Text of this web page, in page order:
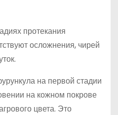
протекания
осложнения, чирей
на первой стадии
на кожном покрове
цвета. Это